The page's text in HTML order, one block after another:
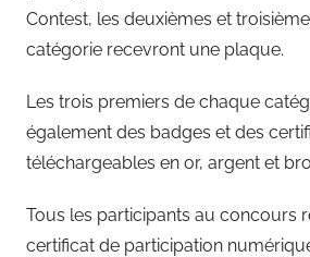
Contest, les deuxièmes et
catégorie recevront une plaque.
Les trois premiers de chaque
également des badges et des
téléchargeables en or, argent et
Tous les participants au concours
certificat de participation